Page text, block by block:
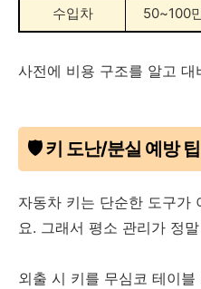
수입차 50~100
사전에 비용 구조를 알고
🛡 키 도난/분실 예방 팁
자동차 키는 단순한 도구가
요. 그래서 평소 관리가 정
외출 시 키를 무심코 테이